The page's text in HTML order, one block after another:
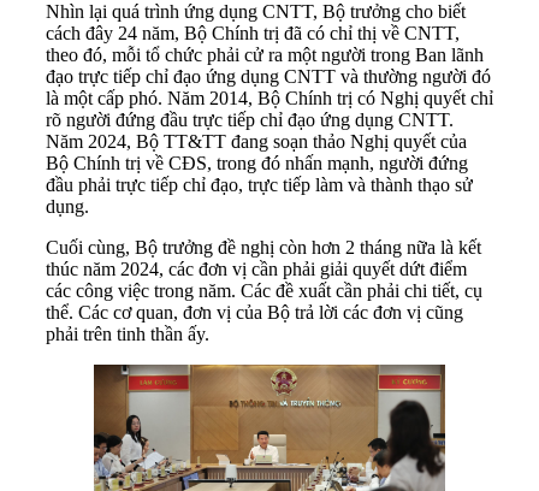
Nhìn lại quá trình ứng dụng CNTT, Bộ trưởng cho biết
cách đây 24 năm, Bộ Chính trị đã có chỉ thị về CNTT,
theo đó, mỗi tổ chức phải cử ra một người trong Ban lãnh
đạo trực tiếp chỉ đạo ứng dụng CNTT và thường người đó
là một cấp phó. Năm 2014, Bộ Chính trị có Nghị quyết chỉ
rõ người đứng đầu trực tiếp chỉ đạo ứng dụng CNTT.
Năm 2024, Bộ TT&TT đang soạn thảo Nghị quyết của
Bộ Chính trị về CĐS, trong đó nhấn mạnh, người đứng
đầu phải trực tiếp chỉ đạo, trực tiếp làm và thành thạo sử
dụng.
Cuối cùng, Bộ trưởng đề nghị còn hơn 2 tháng nữa là kết
thúc năm 2024, các đơn vị cần phải giải quyết dứt điểm
các công việc trong năm. Các đề xuất cần phải chi tiết, cụ
thể. Các cơ quan, đơn vị của Bộ trả lời các đơn vị cũng
phải trên tinh thần ấy.